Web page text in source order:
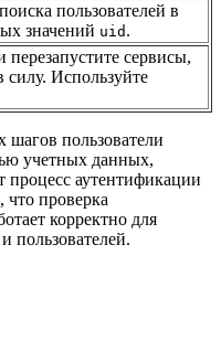
пользователей в
значений uid .
сервисы,
Используйте
пользователи
учетных данных,
процесс аутентификации
что проверка
корректно для
пользователей.